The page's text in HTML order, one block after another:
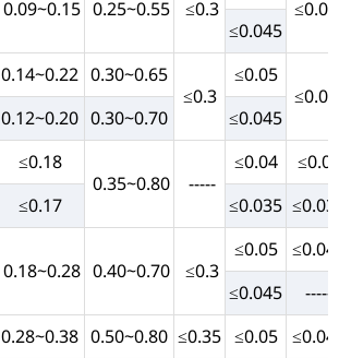
0.09~0.15 0.25~0.55 ≤0.3
≤0.045
0.14~0.22 0.30~0.65
≤0.3
≤0.05
0.12~0.20 0.30~0.70
≤0.045
≤0.18
0.35~0.80
-----
≤0.04
≤0.17 ≤0.035
0.18~0.28 0.40~0.70 ≤0.3
≤0.05
≤0.045
-----
0.28~0.38 0.50~0.80 ≤0.35 ≤0.05